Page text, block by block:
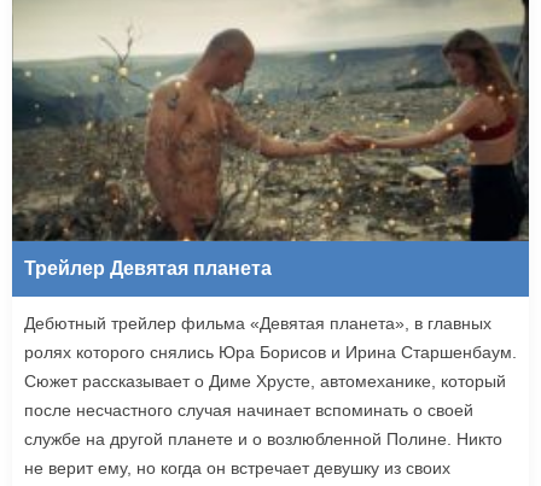
Трейлер Девятая планета
Дебютный трейлер фильма «Девятая планета», в главных
ролях которого снялись Юра Борисов и Ирина Старшенбаум.
Сюжет рассказывает о Диме Хрусте, автомеханике, который
после несчастного случая начинает вспоминать о своей
службе на другой планете и о возлюбленной Полине. Никто
не верит ему, но когда он встречает девушку из своих